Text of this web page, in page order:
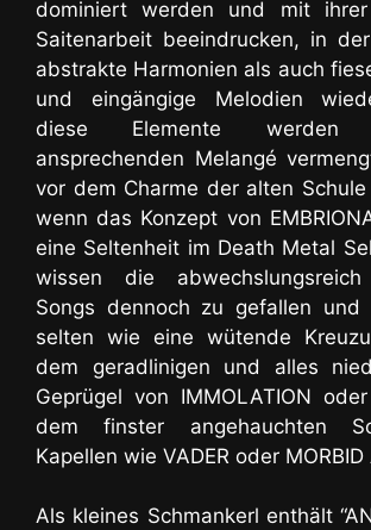
dominiert werden und mit ihrer
Saitenarbeit beeindrucken, in
abstrakte Harmonien als auch
und eingängige Melodien
diese Elemente
ansprechenden Melangé
vor dem Charme der alten
wenn das Konzept von
eine Seltenheit im Death Metal
wissen die abwechslungsreich
Songs dennoch zu gefallen und
selten wie eine wütende
dem geradlinigen und alles
Geprügel von IMMOLATION
dem finster angehauchten
Kapellen wie VADER oder MORBID
Als kleines Schmankerl enthält